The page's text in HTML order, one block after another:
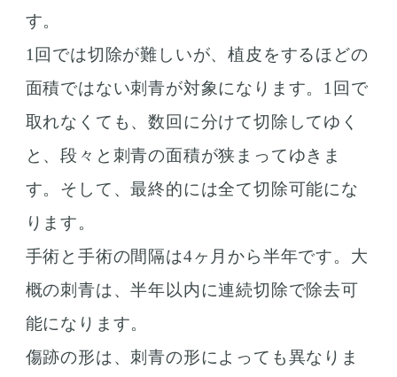
す。
1回では切除が難しいが、植皮をするほどの
面積ではない刺青が対象になります。1回で
取れなくても、数回に分けて切除してゆく
と、段々と刺青の面積が狭まってゆきま
す。そして、最終的には全て切除可能にな
ります。
手術と手術の間隔は4ヶ月から半年です。大
概の刺青は、半年以内に連続切除で除去可
能になります。
傷跡の形は、刺青の形によっても異なりま